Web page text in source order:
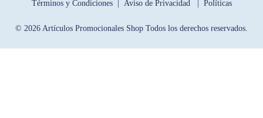
Términos y Condiciones | Aviso de Privacidad | Políticas
© 2026 Artículos Promocionales Shop Todos los derechos reservados.